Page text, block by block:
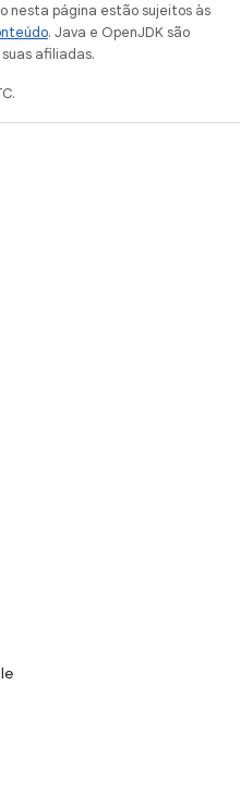
nesta página estão sujeitos às
. Java e OpenJDK são
afiliadas.